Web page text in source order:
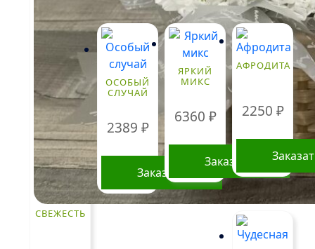
СВЕЖЕСТЬ
ОСОБЫЙ
СЛУЧАЙ
2389 ₽
Заказать
ЯРКИЙ
МИКС
6360 ₽
Заказать
АФРОДИТА
2250 ₽